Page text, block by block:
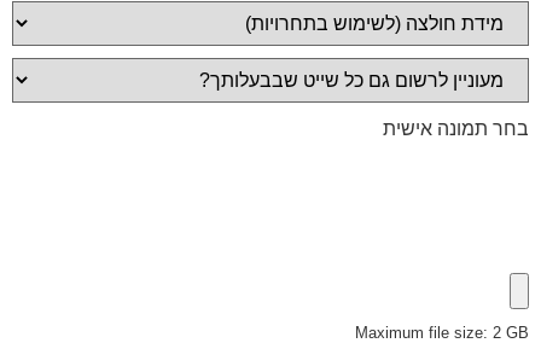
בחר תמונה אישית
Maximum file size: 2 GB